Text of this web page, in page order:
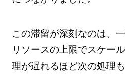
この滞留が深刻なのは、
リソースの上限でスケー
理が遅れるほど次の処理